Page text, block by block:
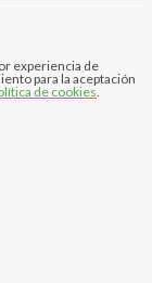
experiencia de
para la aceptación
de cookies